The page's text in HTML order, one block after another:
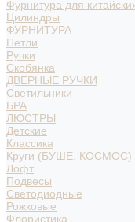
Фурнитура для
Цилиндры
ФУРНИТУРА
Петли
Ручки
Скобянка
ДВЕРНЫЕ РУЧКИ
Светильники
БРА
ЛЮСТРЫ
Детские
Классика
Круги (БУШЕ, КОСМОС)
Лофт
Подвесы
Светодиодные
Рожковые
Флористика